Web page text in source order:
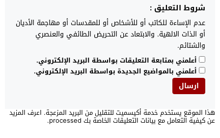
شروط التعليق :
عدم الإساءة للكاتب أو للأشخاص أو للمقدسات أو مهاجمة الأديان
أو الذات الالهية. والابتعاد عن التحريض الطائفي والعنصري
والشتائم.
أعلمني بمتابعة التعليقات بواسطة البريد الإلكتروني.
أعلمني بالمواضيع الجديدة بواسطة البريد الإلكتروني.
هذا الموقع يستخدم خدمة أكيسميت للتقليل من البريد المزعجة. اعرف المزيد
عن كيفية التعامل مع بيانات التعليقات الخاصة بك processed .